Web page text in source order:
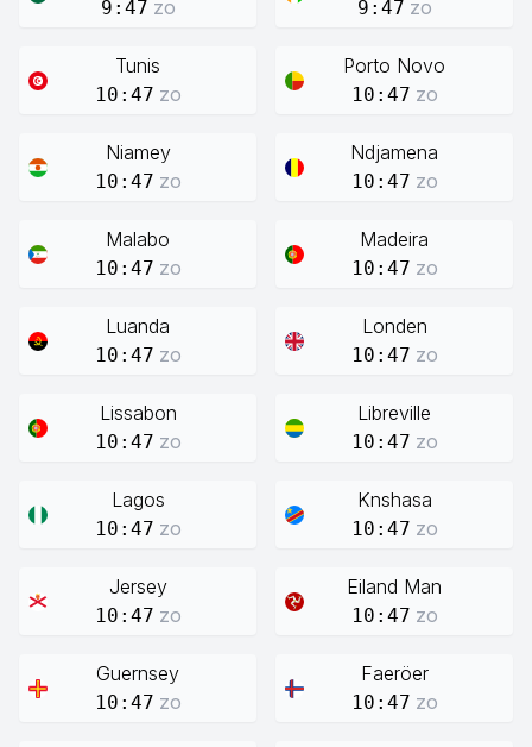
9:47 zo 9:47 zo
Tunis
10:47 zo
Porto Novo
10:47 zo
Niamey
10:47 zo
Ndjamena
10:47 zo
Malabo
10:47 zo
Madeira
10:47 zo
Luanda
10:47 zo
Londen
10:47 zo
Lissabon
10:47 zo
Libreville
10:47 zo
Lagos
10:47 zo
Knshasa
10:47 zo
Jersey
10:47 zo
Eiland Man
10:47 zo
Guernsey
10:47 zo
Faeröer
10:47 zo